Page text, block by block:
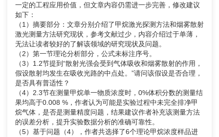
一定的工程应用价值，但文章内容仍需进一步完善，修改建议
如下：
（1）摘要部分：文章分别介绍了甲烷激光探测方法和烟雾散射
激光测量方法研究现状，参考文献过少，内容介绍过于单薄，
无法让读者较好的了解该领域的研究现状及问题。
（2）第一节理论分析部分，公式未标注序号。
（3）1.2节提到“散射光强会受到气体吸收和烟雾散射的作用，
假设散射均发生在吸收光路的中点处。”请问该假设是否合理，
是否具有普适性？
（4）2.3节在测量甲烷单一物质浓度时，0%体积分数的测量结
果均高于0.008 %，作者认为可能是实验过程中未完全排净甲
烷气体，是否是测量精度问题，结果建议作者补充该测量方法
的误差分析，提升实验数据分析的准确可靠性。
（5）基于问题（4），作者共选择了6个理论甲烷浓度样品进